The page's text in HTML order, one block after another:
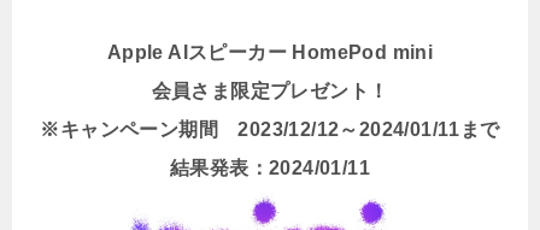
Apple AIスピーカー HomePod mini
会員さま限定プレゼント！
※キャンペーン期間 2023/12/12～2024/01/11まで
結果発表：2024/01/11